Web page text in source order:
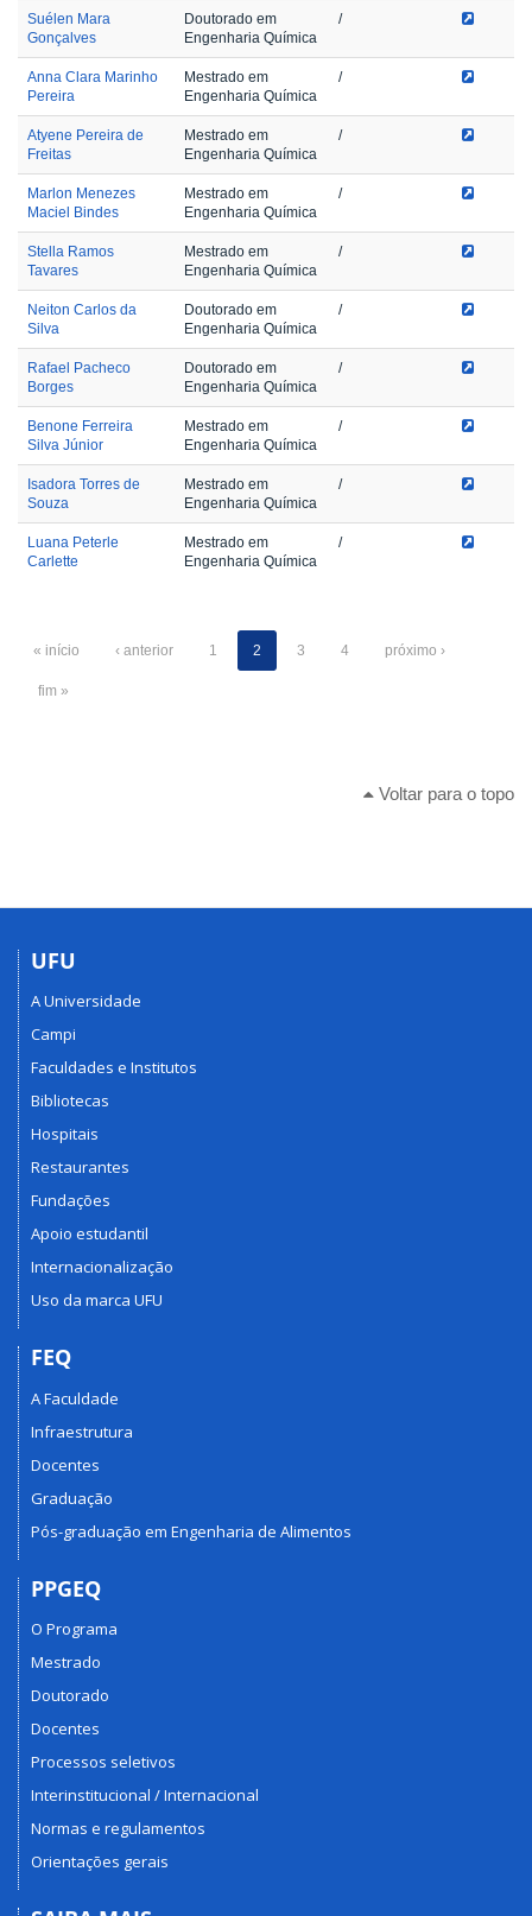
Suélen Mara
Gonçalves
Doutorado em
Engenharia Química
/
Anna Clara Marinho
Pereira
Mestrado em
Engenharia Química
/
Atyene Pereira de
Freitas
Mestrado em
Engenharia Química
/
Marlon Menezes
Maciel Bindes
Mestrado em
Engenharia Química
/
Stella Ramos
Tavares
Mestrado em
Engenharia Química
/
Neiton Carlos da
Silva
Doutorado em
Engenharia Química
/
Rafael Pacheco
Borges
Doutorado em
Engenharia Química
/
Benone Ferreira
Silva Júnior
Mestrado em
Engenharia Química
/
Isadora Torres de
Souza
Mestrado em
Engenharia Química
/
Luana Peterle
Carlette
Mestrado em
Engenharia Química
/
« início ‹ anterior 1 2 3 4 próximo ›
fim »
Voltar para o topo
UFU
A Universidade
Campi
Faculdades e Institutos
Bibliotecas
Hospitais
Restaurantes
Fundações
Apoio estudantil
Internacionalização
Uso da marca UFU
FEQ
A Faculdade
Infraestrutura
Docentes
Graduação
Pós-graduação em Engenharia de Alimentos
PPGEQ
O Programa
Mestrado
Doutorado
Docentes
Processos seletivos
Interinstitucional / Internacional
Normas e regulamentos
Orientações gerais